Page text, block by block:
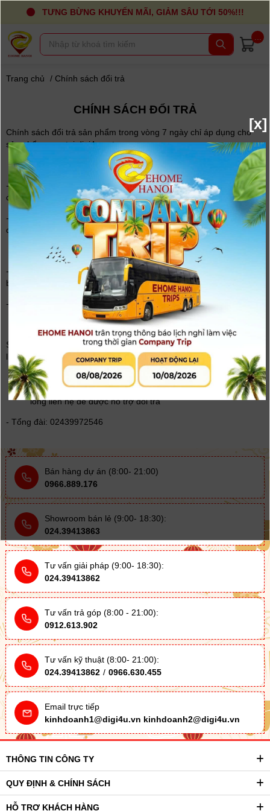
TƯNG BỪNG KHUYẾN MÃI, GIẢM SÂU TỚI 50%!!!
Trang chủ / Chính sách đổi trả
CHÍNH SÁCH ĐỔI TRẢ
Chính sách đổi trả sản phẩm trong vòng 7 ngày chỉ áp dụng cho
sản phẩm mua tại digi4u.net
Lý do chấp nhận đổi trả
- Sản phẩm giao sai về số lượng, thông tin và mẫu mã so với đơn
đặt hàng.
- Sản phẩm bị hỏng do lỗi trong quá trình vận chuyển (bị biến
dạng, trầy xước, vấy bẩn, nứt vỡ v.v.).
Yêu cầu cho sản phẩm đổi trả
- Sản phẩm còn nguyên vẹn (trừ trường hợp sản phẩm bị lỗi hoặc
bị hư hại trong quá trình vận chuyển).
- Thông tin đơn đặt hàng.
Thời gian đổi trả
Sau khi tiếp nhận Yêu Cầu Đổi Trả của khách hàng, digi4u.net sẽ
liên hệ xử lý yêu cầu của khách hàng trong vòng 3 ngày.
Chi phí đổi trả:Khách hàng sẽ được miễn phí đổi trả.
Làm thế nào để tiến hành đổi sản phẩm:Khách hàng vui
lòng liên hệ để được hỗ trợ đổi trả
- Tổng đài: 02439972546
Bán hàng dự án (8:00- 21:00)
0966.889.176
Showroom bán lẻ (9:00- 18:30):
024.39413863
Tư vấn giải pháp (9:00- 18:30):
024.39413862
Tư vấn trả góp (8:00 - 21:00):
0912.613.902
Tư vấn kỹ thuật (8:00- 21:00):
024.39413862 / 0966.630.455
Email trực tiếp
kinhdoanh1@digi4u.vn kinhdoanh2@digi4u.vn
THÔNG TIN CÔNG TY
QUY ĐỊNH & CHÍNH SÁCH
HỖ TRỢ KHÁCH HÀNG
[x]